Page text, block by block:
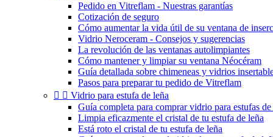
Pedido en Vitreflam - Nuestras garantías
Cotización de seguro
Cómo aumentar la vida útil de su ventana de
Vidrio Neroceram - Consejos y sugerencias
La revolución de las ventanas autolimpiantes
Cómo mantener y limpiar su ventana Néocéram
Guía detallada sobre chimeneas y vidrios
Pasos para preparar tu pedido de Vitreflam
  Vidrio para estufa de leña
Guía completa para comprar vidrio para estufas de
Limpia eficazmente el cristal de tu estufa de leña
Está roto el cristal de tu estufa de leña